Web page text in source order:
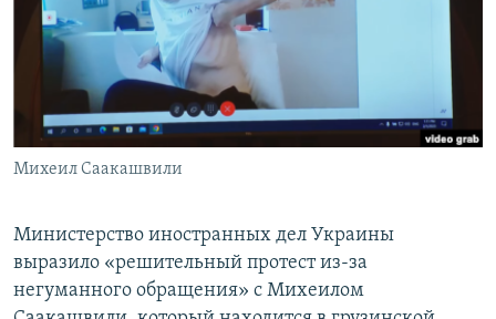
ПОБЕДИТЕЛЕЙ НЕ СУДЯТ?
КРЫМ.НЕПОКОРЕННЫЙ
УКРАИНСКАЯ ПРОБЛЕМА КРЫМА
ПРИСОЕДИНЯЙТЕСЬ!
Все сайты RFE/RL
Михеил Саакашвили
Министерство иностранных дел Украины
выразило «решительный протест из-за
негуманного обращения» с Михеилом